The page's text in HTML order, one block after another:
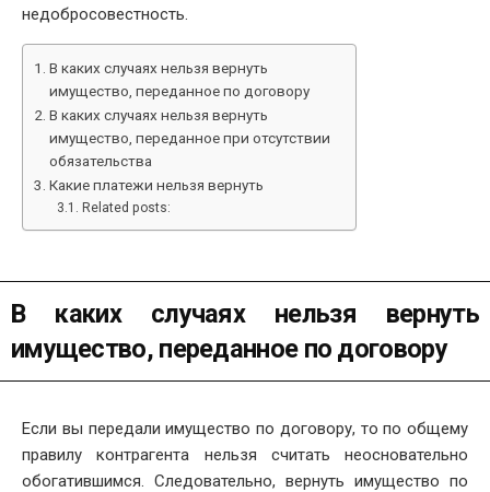
недобросовестность.
В каких случаях нельзя вернуть
имущество, переданное по договору
В каких случаях нельзя вернуть
имущество, переданное при отсутствии
обязательства
Какие платежи нельзя вернуть
Related posts:
В каких случаях нельзя вернуть
имущество, переданное по договору
Если вы передали имущество по договору, то по общему
правилу контрагента нельзя считать неосновательно
обогатившимся. Следовательно, вернуть имущество по